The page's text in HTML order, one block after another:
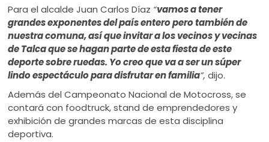
Para el alcalde Juan Carlos Díaz “vamos a tener
grandes exponentes del país entero pero también de
nuestra comuna, así que invitar a los vecinos y vecinas
de Talca que se hagan parte de esta fiesta de este
deporte sobre ruedas. Yo creo que va a ser un súper
lindo espectáculo para disfrutar en familia”,dijo.
Además del Campeonato Nacional de Motocross, se
contará con foodtruck, stand de emprendedores y
exhibición de grandes marcas de esta disciplina
deportiva.